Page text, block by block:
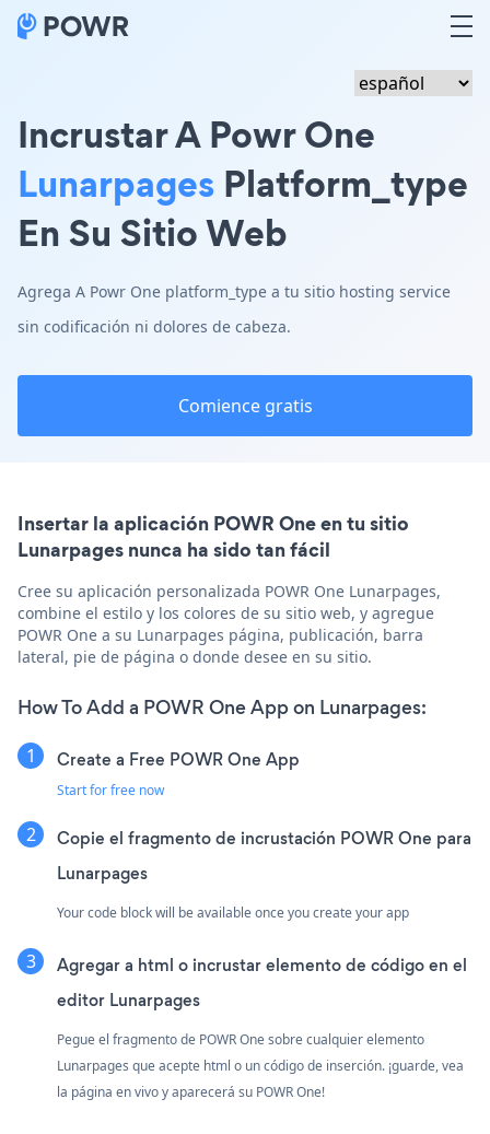
Incrustar A Powr One
Lunarpages Platform_type
En Su Sitio Web
Agrega A Powr One platform_type a tu sitio hosting service
sin codificación ni dolores de cabeza.
Comience gratis
Insertar la aplicación POWR One en tu sitio
Lunarpages nunca ha sido tan fácil
Cree su aplicación personalizada POWR One Lunarpages,
combine el estilo y los colores de su sitio web, y agregue
POWR One a su Lunarpages página, publicación, barra
lateral, pie de página o donde desee en su sitio.
How To Add a POWR One App on Lunarpages:
Create a Free POWR One App
Start for free now
Copie el fragmento de incrustación POWR One para
Lunarpages
Your code block will be available once you create your app
Agregar a html o incrustar elemento de código en el
editor Lunarpages
Pegue el fragmento de POWR One sobre cualquier elemento
Lunarpages que acepte html o un código de inserción. ¡guarde, vea
la página en vivo y aparecerá su POWR One!